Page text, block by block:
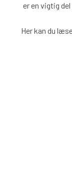
er en vigtig
Her kan du